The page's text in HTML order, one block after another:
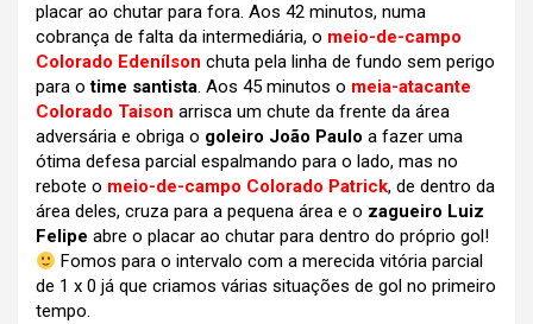
placar ao chutar para fora. Aos 42 minutos, numa
cobrança de falta da intermediária, o meio-de-campo
Colorado Edenílson chuta pela linha de fundo sem perigo
para otime santista. Aos 45 minutos o meia-atacante
Colorado Taison arrisca um chute da frente da área
adversária e obriga o goleiro João Paulo a fazer uma
ótima defesa parcial espalmando para o lado, mas no
rebote o meio-de-campo Colorado Patrick, de dentro da
área deles, cruza para a pequena área e o zagueiro Luiz
Felipe abre o placar ao chutar para dentro do próprio gol!
Fomos para o intervalo com a merecida vitória parcial
de 1 x 0 já que criamos várias situações de gol no primeiro
tempo.